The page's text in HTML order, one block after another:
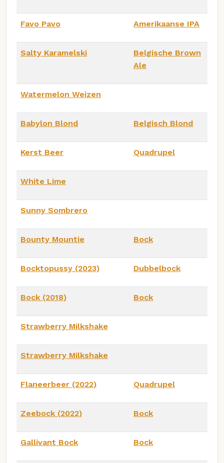
Favo Pavo Amerikaanse IPA
Salty Karamelski
Belgische Brown
Ale
Watermelon Weizen
Babylon Blond Belgisch Blond
Kerst Beer Quadrupel
White Lime
Sunny Sombrero
Bounty Mountie Bock
Bocktopussy (2023) Dubbelbock
Bock (2018) Bock
Strawberry Milkshake
Strawberry Milkshake
Flaneerbeer (2022) Quadrupel
Zeebock (2022) Bock
Gallivant Bock Bock